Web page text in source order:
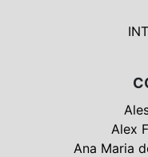
Alex
Ana Maria